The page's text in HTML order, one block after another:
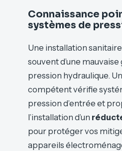
Connaissance
systèmes de
Une installation
souvent d’une
pression hydraulique.
compétent vérifie
pression d’entrée et
l’installation d’un
pour protéger vos
appareils